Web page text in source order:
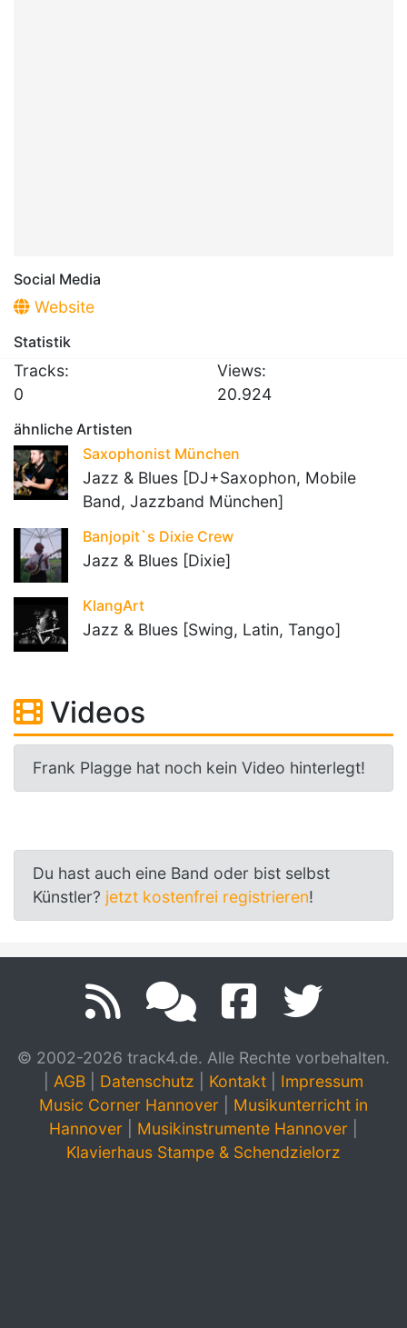
Social Media
Website
Statistik
Tracks:
0
Views:
20.924
ähnliche Artisten
Saxophonist München
Jazz & Blues [DJ+Saxophon, Mobile
Band, Jazzband München]
Banjopit`s Dixie Crew
Jazz & Blues [Dixie]
KlangArt
Jazz & Blues [Swing, Latin, Tango]
Videos
Frank Plagge hat noch kein Video hinterlegt!
Du hast auch eine Band oder bist selbst
Künstler? jetzt kostenfrei registrieren!
© 2002-2026 track4.de. Alle Rechte vorbehalten.
AGB Datenschutz Kontakt
Impressum
Music Corner Hannover
Musikunterricht in
Hannover
Musikinstrumente Hannover
Klavierhaus Stampe & Schendzielorz